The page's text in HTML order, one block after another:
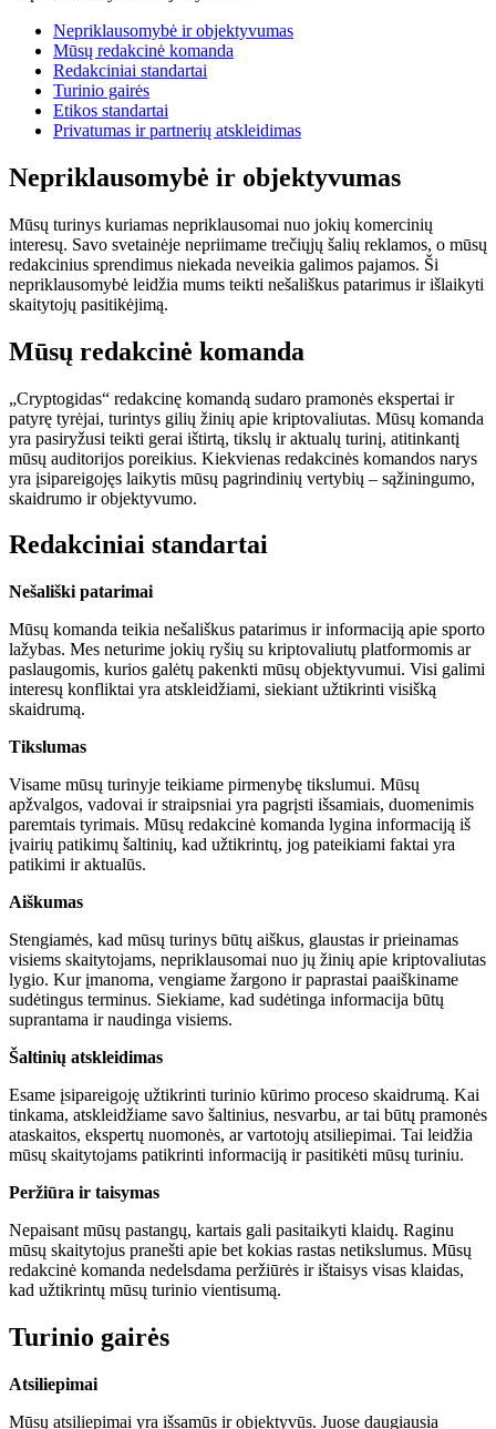
Nepriklausomybė ir objektyvumas
Mūsų redakcinė komanda
Redakciniai standartai
Turinio gairės
Etikos standartai
Privatumas ir partnerių atskleidimas
Nepriklausomybė ir objektyvumas
Mūsų turinys kuriamas nepriklausomai nuo jokių komercinių
interesų. Savo svetainėje nepriimame trečiųjų šalių reklamos, o mūsų
redakcinius sprendimus niekada neveikia galimos pajamos. Ši
nepriklausomybė leidžia mums teikti nešališkus patarimus ir išlaikyti
skaitytojų pasitikėjimą.
Mūsų redakcinė komanda
„Cryptogidas“ redakcinę komandą sudaro pramonės ekspertai ir
patyrę tyrėjai, turintys gilių žinių apie kriptovaliutas. Mūsų komanda
yra pasiryžusi teikti gerai ištirtą, tikslų ir aktualų turinį, atitinkantį
mūsų auditorijos poreikius. Kiekvienas redakcinės komandos narys
yra įsipareigojęs laikytis mūsų pagrindinių vertybių – sąžiningumo,
skaidrumo ir objektyvumo.
Redakciniai standartai
Nešališki patarimai
Mūsų komanda teikia nešališkus patarimus ir informaciją apie sporto
lažybas. Mes neturime jokių ryšių su kriptovaliutų platformomis ar
paslaugomis, kurios galėtų pakenkti mūsų objektyvumui. Visi galimi
interesų konfliktai yra atskleidžiami, siekiant užtikrinti visišką
skaidrumą.
Tikslumas
Visame mūsų turinyje teikiame pirmenybę tikslumui. Mūsų
apžvalgos, vadovai ir straipsniai yra pagrįsti išsamiais, duomenimis
paremtais tyrimais. Mūsų redakcinė komanda lygina informaciją iš
įvairių patikimų šaltinių, kad užtikrintų, jog pateikiami faktai yra
patikimi ir aktualūs.
Aiškumas
Stengiamės, kad mūsų turinys būtų aiškus, glaustas ir prieinamas
visiems skaitytojams, nepriklausomai nuo jų žinių apie kriptovaliutas
lygio. Kur įmanoma, vengiame žargono ir paprastai paaiškiname
sudėtingus terminus. Siekiame, kad sudėtinga informacija būtų
suprantama ir naudinga visiems.
Šaltinių atskleidimas
Esame įsipareigoję užtikrinti turinio kūrimo proceso skaidrumą. Kai
tinkama, atskleidžiame savo šaltinius, nesvarbu, ar tai būtų pramonės
ataskaitos, ekspertų nuomonės, ar vartotojų atsiliepimai. Tai leidžia
mūsų skaitytojams patikrinti informaciją ir pasitikėti mūsų turiniu.
Peržiūra ir taisymas
Nepaisant mūsų pastangų, kartais gali pasitaikyti klaidų. Raginu
mūsų skaitytojus pranešti apie bet kokias rastas netikslumus. Mūsų
redakcinė komanda nedelsdama peržiūrės ir ištaisys visas klaidas,
kad užtikrintų mūsų turinio vientisumą.
Turinio gairės
Atsiliepimai
Mūsų atsiliepimai yra išsamūs ir objektyvūs. Juose daugiausia